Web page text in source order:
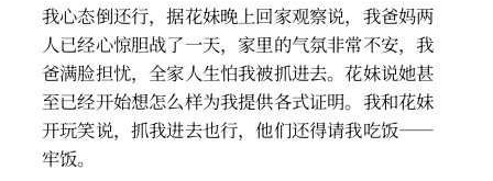
我心态倒还行，据花妹晚上回家观察说，我爸妈两
人已经心惊胆战了一天，家里的气氛非常不安，我
爸满脸担忧，全家人生怕我被抓进去。花妹说她甚
至已经开始想怎么样为我提供各式证明。我和花妹
开玩笑说，抓我进去也行，他们还得请我吃饭——
牢饭。